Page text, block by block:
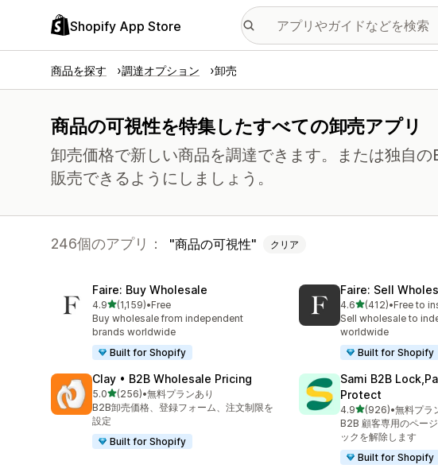
Shopify App Store
商品を探す 調達オプション 卸売
商品の可視性を特集したすべての卸売アプリ
卸売価格で新しい商品を調達できます。または独自
販売できるようにしましょう。
246個のアプリ： 商品の可視性 クリア
Faire: Buy Wholesale
4.95つ星中
(1,159)
合計レビュー数：1159件
•Free
Buy wholesale from independent
brands worldwide
Built for Shopify
Faire: Sell
4.65つ星中
(412)
合計レビュー数：412
•Free to
Sell wholesale to
worldwide
Built for Shopify
Clay • B2B Wholesale Pricing
5.05つ星中
(256)
合計レビュー数：256件
•無料プランあり
B2B卸売価格、登録フォーム、注文制限を
設定
Built for Shopify
Sami B2B
Protect
4.95つ星中
(926)
合計レビュー数：926
•無料プラ
B2B 顧客専用のペー
ックを解除します
Built for Shopify